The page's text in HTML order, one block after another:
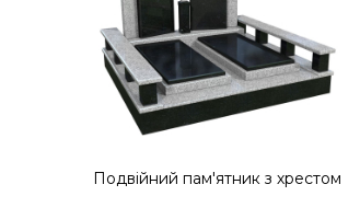
Подвійний пам'ятник з хрестом